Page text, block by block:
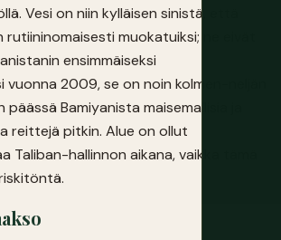
Vesi on niin kylläisen sinistä, että
rutiininomaisesti muokatuiksi; ne eivät
ensimmäiseksi
vuonna 2009, se on noin kolmen-neljän
Bamiyanista maisemallisia ja
reittejä pitkin. Alue on ollut
Taliban-hallinnon aikana, vaikka tämä